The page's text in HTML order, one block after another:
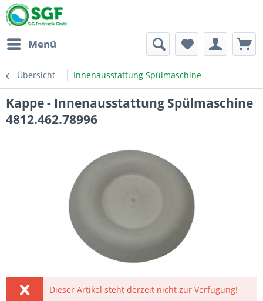
Menü
Übersicht Innenausstattung Spülmaschine
Kappe - Innenausstattung Spülmaschine
4812.462.78996
Dieser Artikel steht derzeit nicht zur Verfügung!